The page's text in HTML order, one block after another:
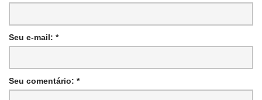
Seu e-mail: *
Seu comentário: *